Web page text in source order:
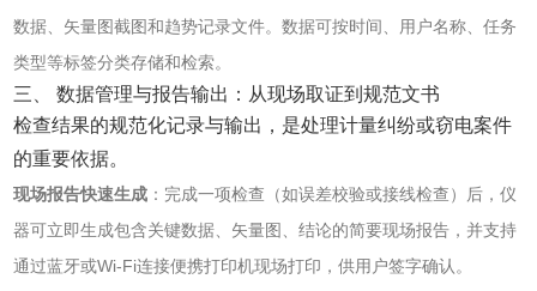
数据、矢量图截图和趋势记录文件。数据可按时间、用户名称、任务
类型等标签分类存储和检索。
三、 数据管理与报告输出：从现场取证到规范文书
检查结果的规范化记录与输出，是处理计量纠纷或窃电案件
的重要依据。
现场报告快速生成 ‌：完成一项检查（如误差校验或接线检查）后，仪
器可立即生成包含关键数据、矢量图、结论的简要现场报告，并支持
通过蓝牙或Wi-Fi连接便携打印机现场打印，供用户签字确认。